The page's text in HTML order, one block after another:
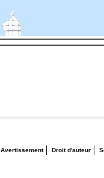
Avertissement Droit d'auteur